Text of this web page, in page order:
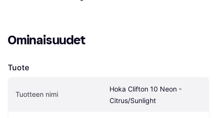
Ominaisuudet
Tuote
Tuotteen nimi
Hoka Clifton 10 Neon -
Citrus/Sunlight